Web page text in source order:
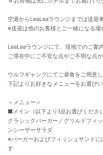
空港からLeaLeaラウンジまでは送迎
※送迎は他のお客様とご一緒になる場
LeaLeaラウンジにて、現地でのご案
ご滞在中にご不安な点やご不明な点
ウルフギャングにてご昼食をご用意し
下記よりお好きなメニューをお選びい
＜メニュー＞
■メイン（以下より1品お選びください
クラシックバーガー／グリルドフィ
ンシーザーサラダ
※バーガーおよびフィッシュサンド
す